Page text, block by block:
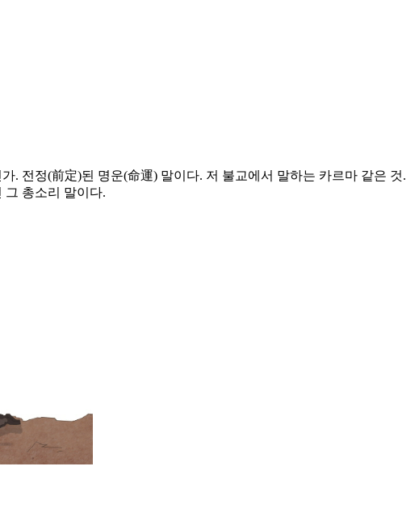
. 전정(前定)된 명운(命運) 말이다. 저 불교에서 말하는 카르마 같은 것.
그 총소리 말이다.